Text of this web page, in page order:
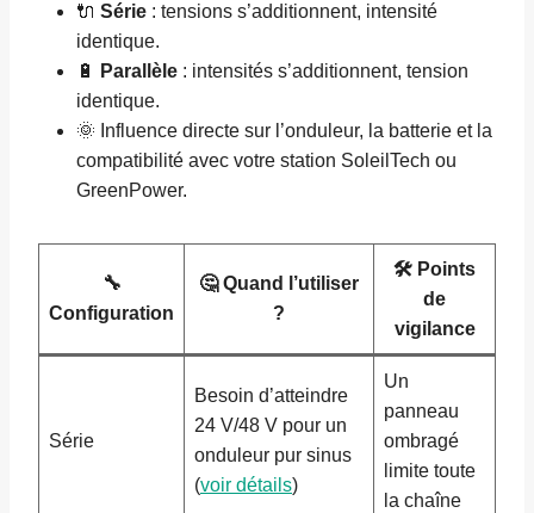
🔌 Série : tensions s’additionnent, intensité
identique.
🔋
Parallèle : intensités s’additionnent, tension
identique.
🌞 Influence directe sur l’onduleur, la batterie et la
compatibilité avec votre station SoleilTech ou
GreenPower.
🔧
Configuration
🤔 Quand l’utiliser
?
🛠️ Points
de
vigilance
Série
Besoin d’atteindre
24 V/48 V pour un
onduleur pur sinus
(voir détails)
Un
panneau
ombragé
limite toute
la chaîne